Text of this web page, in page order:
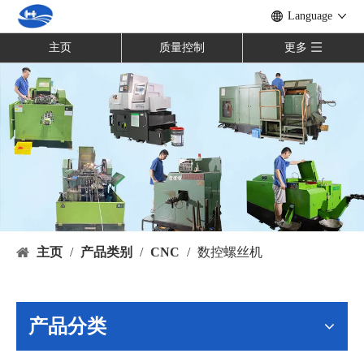
Language
主页 质量控制 更多
主页 / 产品类别 / CNC / 数控螺丝机
产品分类